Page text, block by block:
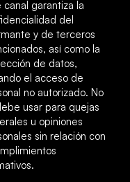
canal garantiza la
del
y de terceros
así como la
de datos,
el acceso de
no autorizado. No
usar para quejas
u opiniones
sin relación con